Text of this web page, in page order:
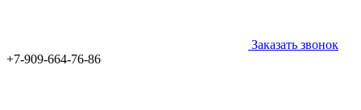
Заказать звонок
+7-909-664-76-86